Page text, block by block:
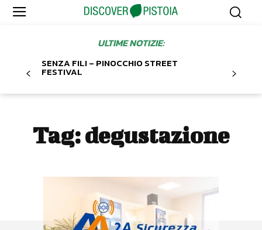
ULTIME NOTIZIE:
SENZA FILI – PINOCCHIO STREET
FESTIVAL
Tag:degustazione